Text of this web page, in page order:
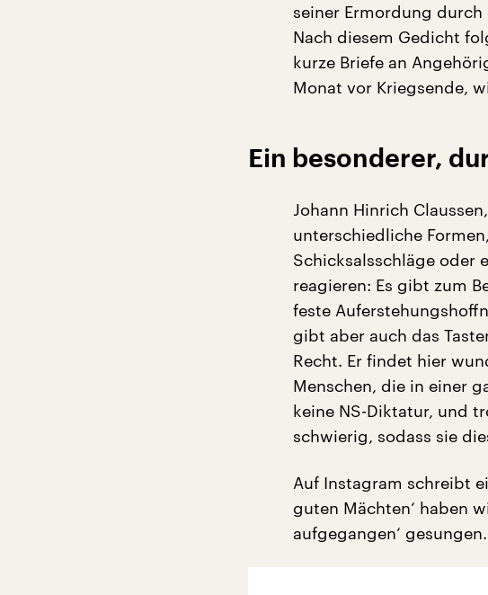
seiner Ermordung
Nach diesem Gedicht
kurze Briefe an
Monat vor Kriegsende,
Ein besonderer,
Johann Hinrich
unterschiedliche
Schicksalsschläge oder
reagieren: Es gibt zum
feste
gibt aber auch das
Recht. Er findet hier
Menschen, die in einer
keine NS-Diktatur, und
schwierig, sodass sie
Auf Instagram schreibt
guten Mächten‘ haben
aufgegangen‘